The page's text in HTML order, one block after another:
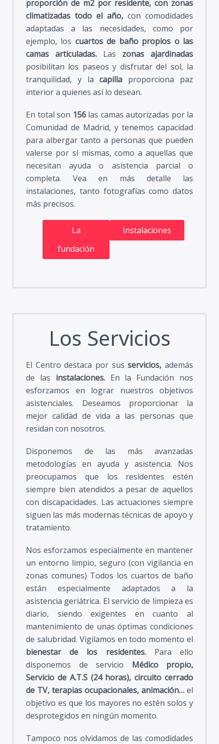
proporción de m2 por residente, con zonas
climatizadas todo el año, con comodidades
adaptadas a las necesidades, como por
ejemplo, los cuartos de baño propios o las
camas articuladas. Las zonas ajardinadas
posibilitan los paseos y disfrutar del sol, la
tranquilidad, y lacapilla proporciona paz
interior a quienes así lo desean.
En total son 156las camas autorizadas por la
Comunidad de Madrid, y tenemos capacidad
para albergar tanto a personas que pueden
valerse por sí mismas, como a aquellas que
necesitan ayuda o asistencia parcial o
completa. Vea en más detalle las
instalaciones, tanto fotografías como datos
más precisos.
La
fundación
Instalaciones
Los Servicios
El Centro destaca por susservicios, además
de las instalaciones.En la Fundación nos
esforzamos en lograr nuestros objetivos
asistenciales. Deseamos proporcionar la
mejor calidad de vida a las personas que
residan con nosotros.
Disponemos de las más avanzadas
metodologías en ayuda y asistencia. Nos
preocupamos que los residentes estén
siempre bien atendidos a pesar de aquellos
con discapacidades. Las actuaciones siempre
siguen las más modernas técnicas de apoyo y
tratamiento.
Nos esforzamos especialmente en mantener
un entorno limpio, seguro (con vigilancia en
zonas comunes) Todos los cuartos de baño
están especialmente adaptados a la
asistencia geriátrica. El servicio de limpieza es
diario, siendo exigentes en cuanto al
mantenimiento de unas óptimas condiciones
de salubridad. Vigilamos en todo momento el
bienestar de los residentes.Para ello
disponemos de servicio Médico propio,
Servicio de A.T.S (24 horas), circuito cerrado
de TV, terapias ocupacionales, animación… el
objetivo es que los mayores no estén solos y
desprotegidos en ningún momento.
Tampoco nos olvidamos de las comodidades